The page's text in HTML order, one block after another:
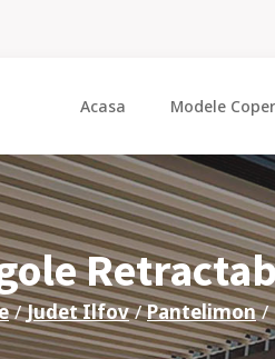
Acasa Modele
/ JudetIlfov / Pantelimon /